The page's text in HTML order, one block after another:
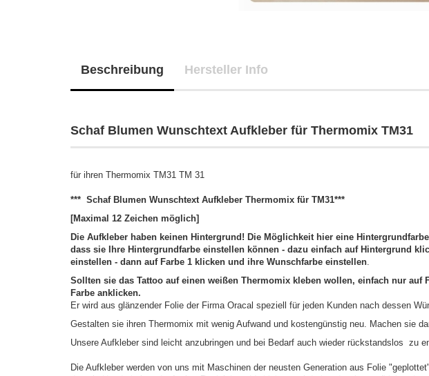
Beschreibung Hersteller Info
Schaf Blumen Wunschtext Aufkleber für Thermomix TM31
für ihren Thermomix TM31 TM 31
*** Schaf Blumen Wunschtext Aufkleber Thermomix für TM31***
[Maximal 12 Zeichen möglich]
Die Aufkleber haben keinen Hintergrund! Die Möglichkeit hier eine
dass sie Ihre Hintergrundfarbe einstellen können - dazu einfach auf Hintergrund
einstellen - dann auf Farbe 1 klicken und ihre Wunschfarbe einstellen.
Sollten sie das Tattoo auf einen weißen Thermomix kleben wollen, einfach nur auf
Farbe anklicken.
Er wird aus glänzender Folie der Firma Oracal speziell für jeden Kunden nach dessen
Gestalten sie ihren Thermomix mit wenig Aufwand und kostengünstig neu. Machen sie
Unsere Aufkleber sind leicht anzubringen und bei Bedarf auch wieder rückstandslos zu
Die Aufkleber werden von uns mit Maschinen der neusten Generation aus Folie